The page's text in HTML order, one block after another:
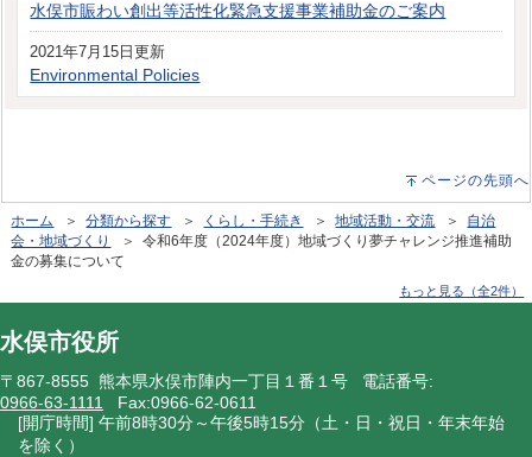
水俣市賑わい創出等活性化緊急支援事業補助金のご案内
2021年7月15日更新
Environmental Policies
ページの先頭へ
ホーム ＞分類から探す ＞ くらし・手続き ＞地域活動・交流 ＞ 自治
会・地域づくり
＞ 令和6年度（2024年度）地域づくり夢チャレンジ推進補助
金の募集について
もっと見る（全2件）
水俣市役所
〒867-8555 熊本県水俣市陣内一丁目１番１号 電話番号:
0966-63-1111 Fax:0966-62-0611
[開庁時間] 午前8時30分～午後5時15分（土・日・祝日・年末年始
を除く）